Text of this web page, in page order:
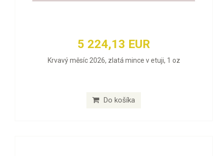
5 224,13 EUR
Krvavý měsíc 2026, zlatá mince v etuji, 1 oz
Do košíka